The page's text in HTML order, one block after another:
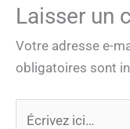
Laisser un
Votre adresse e-
obligatoires sont